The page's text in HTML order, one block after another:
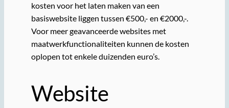
kosten voor het laten maken van een
basiswebsite liggen tussen €500,- en €2000,-.
Voor meer geavanceerde websites met
maatwerkfunctionaliteiten kunnen de kosten
oplopen tot enkele duizenden euro’s.
Website